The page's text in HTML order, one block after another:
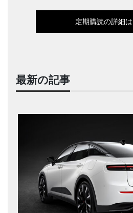
定期購読の詳細
最新の記事